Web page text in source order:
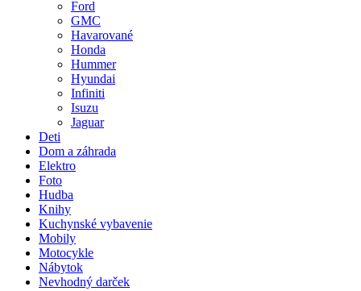
Ford
GMC
Havarované
Honda
Hummer
Hyundai
Infiniti
Isuzu
Jaguar
Deti
Dom a záhrada
Elektro
Foto
Hudba
Knihy
Kuchynské vybavenie
Mobily
Motocykle
Nábytok
Nevhodný darček